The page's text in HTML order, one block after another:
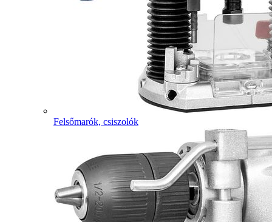
Felsőmarók, csiszolók